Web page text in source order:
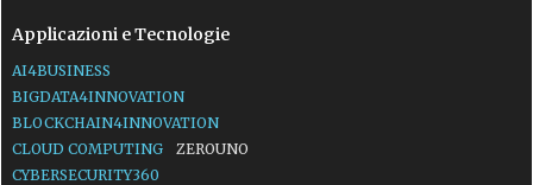
Applicazioni e Tecnologie
AI4BUSINESS
BIGDATA4INNOVATION
BLOCKCHAIN4INNOVATION
CLOUD COMPUTING
ZEROUNO
CYBERSECURITY360